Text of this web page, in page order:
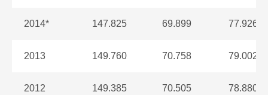
2014* 147.825 69.899 77.926
2013 149.760 70.758 79.002
2012 149.385 70.505 78.880